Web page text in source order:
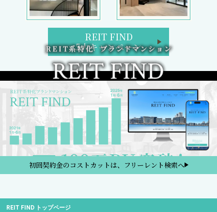
REIT FIND
5大キャンペーン
初回契約金のコストカットは、フリーレント検索へ
REIT FIND トップページ